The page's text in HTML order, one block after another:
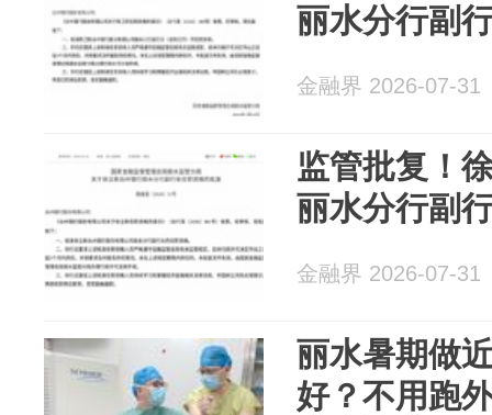
丽水分行副
金融界 2026-07-31
监管批复！
丽水分行副
金融界 2026-07-31
丽水暑期做
好？不用跑